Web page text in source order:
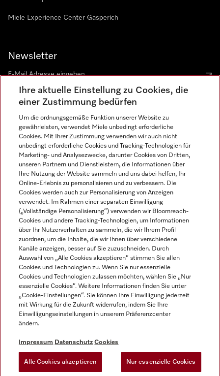
Miele Experience Center Gasperich
Newsletter
Sprache
DEUTSCH
Impressum
AGB
Datenschutz
Nutzungsbedingungen
Gesetzen über digitale Dienste
Cookie-Einstellungen
Miele auf Instagram
Miele auf Youtube
Ihre aktuelle Einstellung zu Cookies, die
einer Zustimmung bedürfen
Um die ordnungsgemäße Funktion unserer Website zu
gewährleisten, verwendet Miele unbedingt erforderliche
Cookies. Mit Ihrer Zustimmung verwenden wir auch nicht
unbedingt erforderliche Cookies und Tracking-Technologien für
Marketing- und Analysezwecke, darunter Cookies von Dritten,
unseren Partnern und Dienstleistern, die Informationen über
Ihre Nutzung der Website sammeln und uns dabei helfen, Ihr
Online-Erlebnis zu personalisieren und zu verbessern. Die
Cookies werden auch zur Personalisierung von Anzeigen
verwendet. Im Rahmen einer separaten Einwilligung
(„Vollständige Personalisierung“) verwenden wir Bloomreach-
Cookies und andere Tracking-Technologien, um Informationen
über Ihr Nutzerverhalten zu sammeln, die wir Ihrem Profil
zuordnen, um die Inhalte, die wir Ihnen über verschiedene
Kanäle anzeigen, besser auf Sie zuzuschneiden. Durch
Auswahl von „Alle Cookies akzeptieren“ stimmen Sie allen
Cookies und Technologien zu. Wenn Sie nur essenzielle
Cookies und Technologien zulassen möchten, wählen Sie „Nur
essenzielle Cookies“. Weitere Informationen finden Sie unter
„Cookie-Einstellungen“. Sie können Ihre Einwilligung jederzeit
mit Wirkung für die Zukunft widerrufen, indem Sie Ihre
Einwilligungseinstellungen in unserem Präferenzcenter
ändern.
Impressum Datenschutz Cookies
Alle Cookies akzeptieren Nur essenzielle Cookies